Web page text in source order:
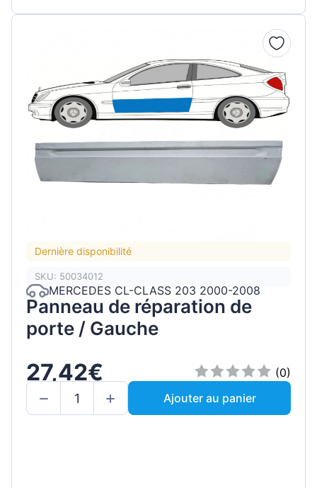
Dernière disponibilité
SKU: 50034012
MERCEDES CL-CLASS 203 2000-2008
Panneau de réparation de
porte / Gauche
27,42€
(0)
Ajouter au panier